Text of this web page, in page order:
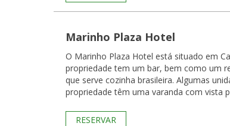
Marinho Plaza Hotel
O Marinho Plaza Hotel está situado em
propriedade tem um bar, bem como um
que serve cozinha brasileira. Algumas
propriedade têm uma varanda com vista
RESERVAR